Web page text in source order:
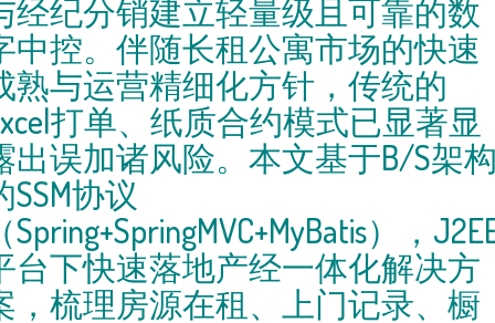
经纪分销建立轻量级且可靠的数
中控。伴随长租公寓市场的快速
熟与运营精细化方针，传统的
打单、纸质合约模式已显著显
出误加诸风险。本文基于B/S架
SSM协议
Spring+SpringMVC+MyBatis），
台下快速落地产经一体化解决方
，梳理房源在租、上门记录、橱